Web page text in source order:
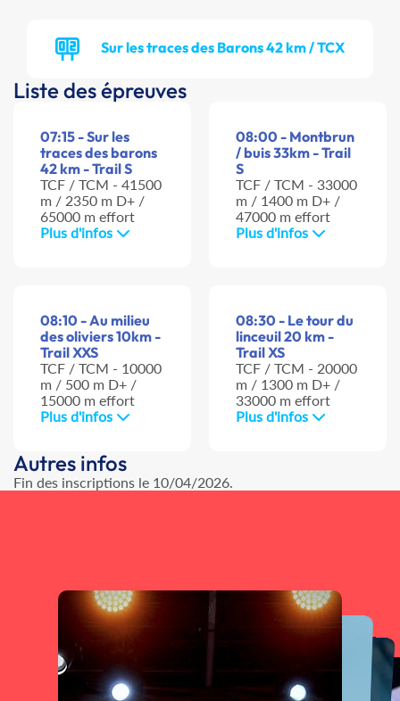
Sur les traces des Barons 42 km / TCX
Liste des épreuves
07:15 - Sur les
traces des barons
42 km - Trail S
TCF / TCM - 41500
m / 2350 m D+ /
65000 m effort
Plus d'infos
08:00 - Montbrun
/ buis 33km - Trail
S
TCF / TCM - 33000
m / 1400 m D+ /
47000 m effort
Plus d'infos
08:10 - Au milieu
des oliviers 10km -
Trail XXS
TCF / TCM - 10000
m / 500 m D+ /
15000 m effort
Plus d'infos
08:30 - Le tour du
linceuil 20 km -
Trail XS
TCF / TCM - 20000
m / 1300 m D+ /
33000 m effort
Plus d'infos
Autres infos
Fin des inscriptions le 10/04/2026.